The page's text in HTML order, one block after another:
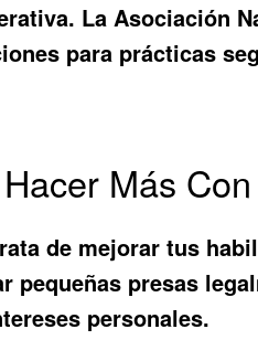
La Asociación
para prácticas
Más
de mejorar tus
pequeñas presas
personales.